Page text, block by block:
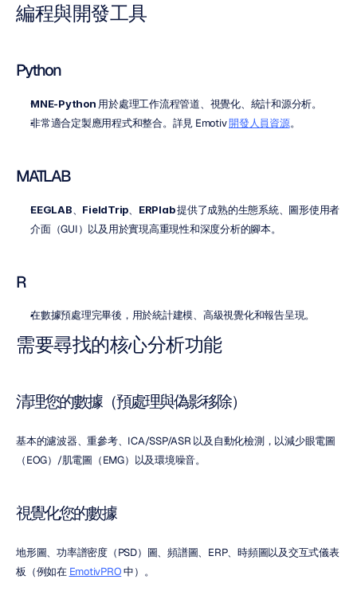
編程與開發工具
Python
MNE-Python 用於處理工作流程管道、視覺化、統計和源分析。
非常適合定製應用程式和整合。詳見 Emotiv 開發人員資源。
MATLAB
EEGLAB、 FieldTrip、 ERPlab 提供了成熟的生態系統、圖形使用者
介面（GUI）以及用於實現高重現性和深度分析的腳本。
R
在數據預處理完畢後，用於統計建模、高級視覺化和報告呈現。
需要尋找的核心分析功能
清理您的數據（預處理與偽影移除）
基本的濾波器、重參考、ICA/SSP/ASR 以及自動化檢測，以減少眼電圖
（EOG）/肌電圖（EMG）以及環境噪音。
視覺化您的數據
地形圖、功率譜密度（PSD）圖、頻譜圖、ERP、時頻圖以及交互式儀表
板（例如在 EmotivPRO 中）。